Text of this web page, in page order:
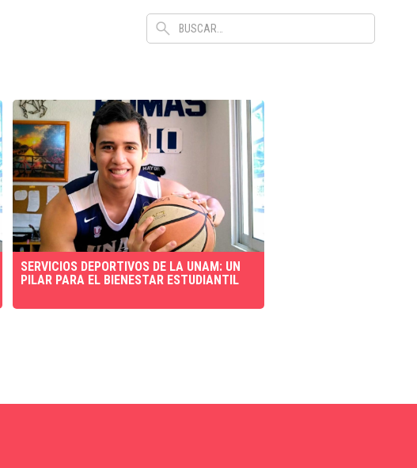
SERVICIOS DEPORTIVOS DE LA UNAM: UN
PILAR PARA EL BIENESTAR ESTUDIANTIL